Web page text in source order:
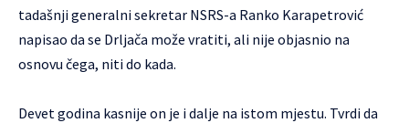
tadašnji generalni sekretar NSRS-a Ranko Karapetrović
napisao da se Drljača može vratiti, ali nije objasnio na
osnovu čega, niti do kada.
Devet godina kasnije on je i dalje na istom mjestu. Tvrdi da